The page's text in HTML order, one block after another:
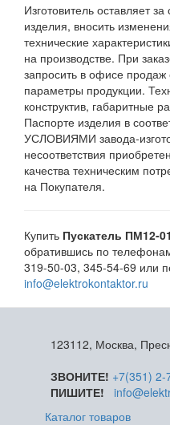
Изготовитель оставляет
изделия, вносить
технические
на производстве. При
запросить в офисе продаж
параметры продукции.
конструктив, габаритные
Паспорте изделия в
УСЛОВИЯМИ завода-
несоответствия
качества техническим
на Покупателя.
Купить Пускатель ПМ12-
обратившись по
319-50-03, 345-54-69 или
info@elektrokontaktor.ru
123112, Москва,
ЗВОНИТЕ! +7(351) 2-
ПИШИТЕ!
Каталог товаров